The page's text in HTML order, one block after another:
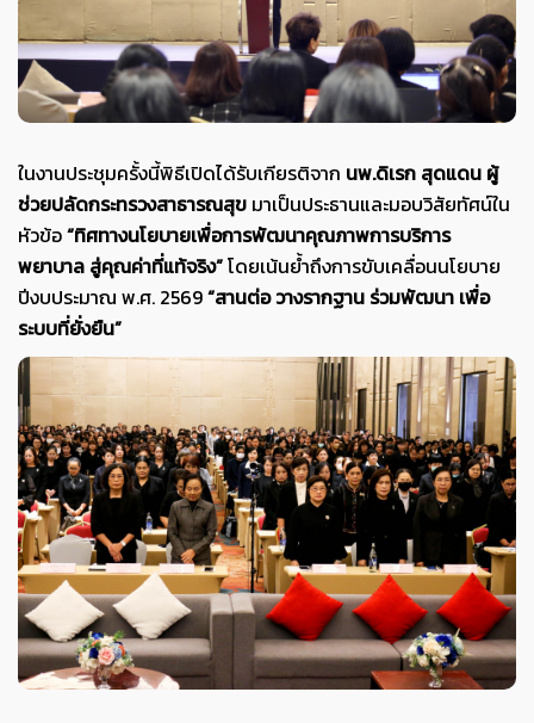
ในงานประชุมครั้งนี้พิธีเปิดได้รับเกียรติจาก นพ.ดิเรก สุดแดน ผู้
ช่วยปลัดกระทรวงสาธารณสุข มาเป็นประธานและมอบวิสัยทัศน์ใน
หัวข้อ“ทิศทางนโยบายเพื่อการพัฒนาคุณภาพการบริการ
พยาบาล สู่คุณค่าที่แท้จริง”โดยเน้นย้ำถึงการขับเคลื่อนนโยบาย
ปีงบประมาณ พ.ศ. 2569“สานต่อ วางรากฐาน ร่วมพัฒนา เพื่อ
ระบบที่ยั่งยืน”